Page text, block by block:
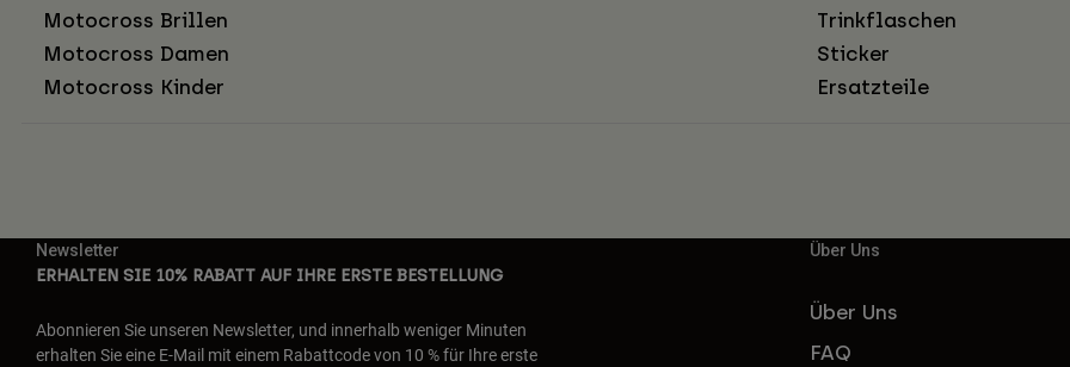
Motocross Brillen
Motocross Damen
Motocross Kinder
Trinkflaschen
Sticker
Ersatzteile
Newsletter
ERHALTEN SIE 10% RABATT AUF IHRE ERSTE BESTELLUNG
Abonnieren Sie unseren Newsletter, und innerhalb weniger Minuten
erhalten Sie eine E-Mail mit einem Rabattcode von 10 % für Ihre erste
Über Uns
Über Uns
FAQ